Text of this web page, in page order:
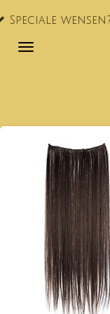
Ga
naar
Wij